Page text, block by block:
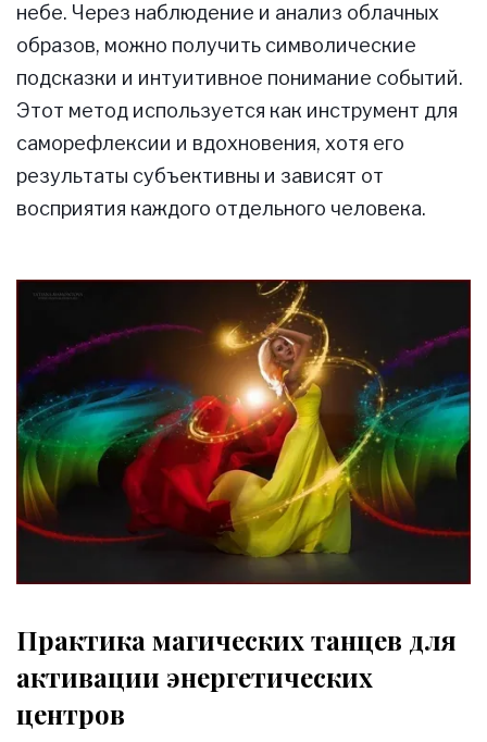
небе. Через наблюдение и анализ облачных
образов, можно получить символические
подсказки и интуитивное понимание событий.
Этот метод используется как инструмент для
саморефлексии и вдохновения, хотя его
результаты субъективны и зависят от
восприятия каждого отдельного человека.
Практика магических танцев для
активации энергетических
центров